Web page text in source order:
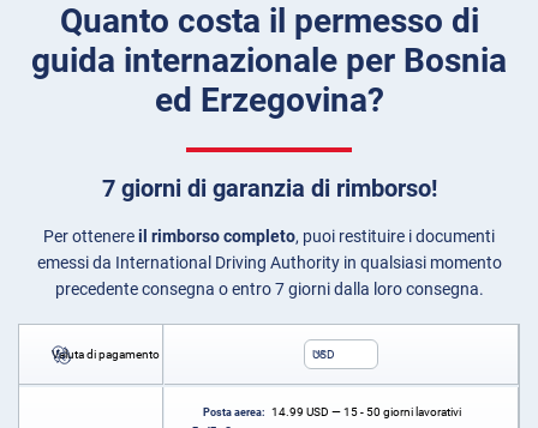
Quanto costa il permesso di
guida internazionale per Bosnia
ed Erzegovina?
7 giorni di garanzia di rimborso!
Per ottenereil rimborso completo, puoi restituire i documenti
emessi da International Driving Authority in qualsiasi momento
precedente consegna o entro 7 giorni dalla loro consegna.
Valuta di pagamento USD
Posta aerea: 14.99 USD — 15 - 50 giorni lavorativi